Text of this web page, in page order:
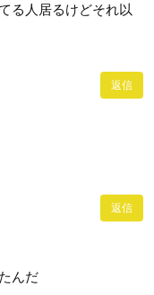
る人居るけどそれ以
返信
返信
んだ